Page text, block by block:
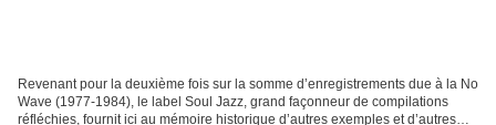
Revenant pour la deuxième fois sur la somme d’enregistrements due à la No
Wave (1977-1984), le label Soul Jazz, grand façonneur de compilations
réfléchies, fournit ici au mémoire historique d’autres exemples et d’autres